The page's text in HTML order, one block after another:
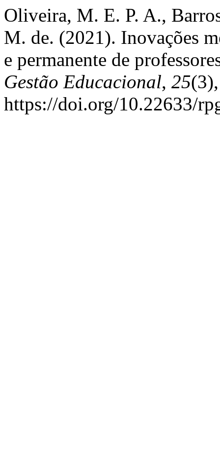
Oliveira, M. E. P. A.,
M. de. (2021). Inovações
e permanente de
Gestão Educacional, 25
https://doi.org/10.22633/